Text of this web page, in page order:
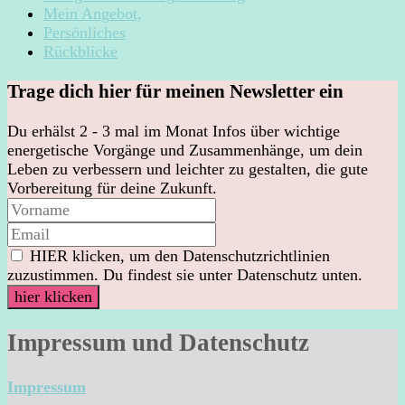
Mein Angebot,
Persönliches
Rückblicke
Trage dich hier für meinen Newsletter ein
Du erhälst 2 - 3 mal im Monat Infos über wichtige
energetische Vorgänge und Zusammenhänge, um dein
Leben zu verbessern und leichter zu gestalten, die gute
Vorbereitung für deine Zukunft.
HIER klicken, um den Datenschutzrichtlinien
zuzustimmen. Du findest sie unter Datenschutz unten.
Impressum und Datenschutz
Impressum